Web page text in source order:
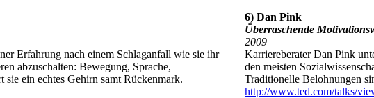
Erfahrung nach einem Schlaganfall wie sie ihr
abzuschalten: Bewegung, Sprache,
sie ein echtes Gehirn samt Rückenmark.
6) Dan Pink
Überraschende
2009
Karriereberater Dan Pink
den meisten
Traditionelle Belohnungen
http://www.ted.com/talks/